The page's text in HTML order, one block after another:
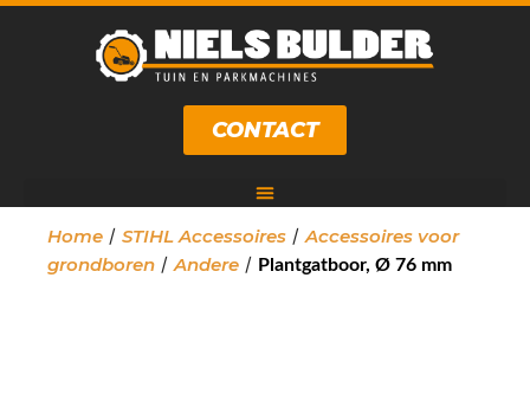
CONTACT
Home / STIHL Accessoires / Accessoires voor
grondboren / Andere / Plantgatboor, Ø 76 mm